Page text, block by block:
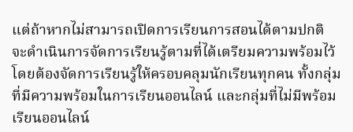
แต่ถ้าหากไม่สามารถเปิดการเรียนการสอนได้ตามปกติ
จะดำเนินการจัดการเรียนรู้ตามที่ได้เตรียมความพร้อมไว้
โดยต้องจัดการเรียนรู้ให้ครอบคลุมนักเรียนทุกคน ทั้งกลุ่ม
ที่มีความพร้อมในการเรียนออนไลน์ และกลุ่มที่ไม่มีพร้อม
เรียนออนไลน์